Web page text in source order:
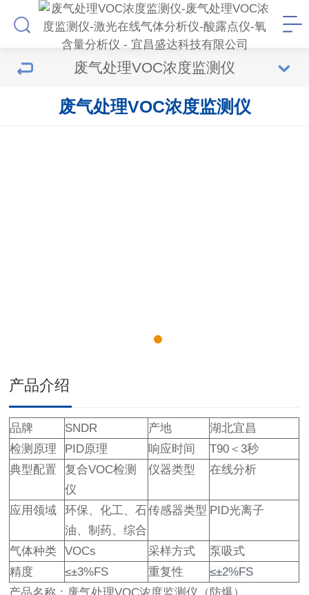
废气处理VOC浓度监测仪
废气处理VOC浓度监测仪
产品介绍
品牌 SNDR 产地
湖北宜昌
检测原理
PID原理 响应时间
T90＜3秒
典型配置
复合VOC检测
仪
仪器类型 在线分析
应用领域
环保、化工、石
油、制药、综合
传感器类型 PID光离子
气体种类 VOCs 采样方式
泵吸式
精度
≤±3%FS 重复性
≤±2%FS